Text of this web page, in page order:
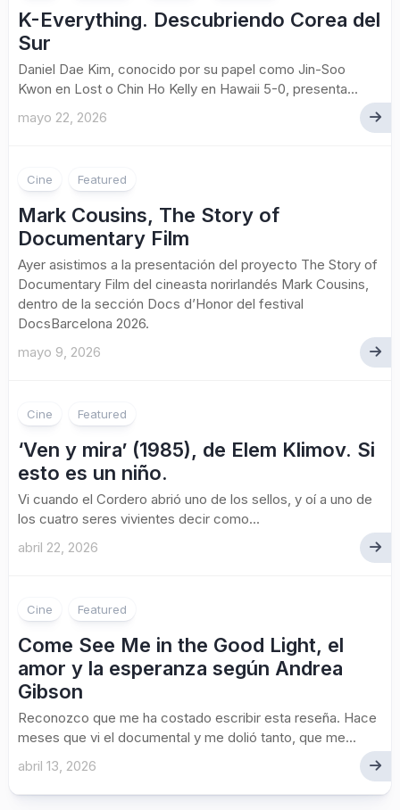
K-Everything. Descubriendo Corea del
Sur
Daniel Dae Kim, conocido por su papel como Jin-Soo
Kwon en Lost o Chin Ho Kelly en Hawaii 5-0, presenta...
mayo 22, 2026
Cine Featured
Mark Cousins, The Story of
Documentary Film
Ayer asistimos a la presentación del proyecto The Story of
Documentary Film del cineasta norirlandés Mark Cousins,
dentro de la sección Docs d’Honor del festival
DocsBarcelona 2026.
mayo 9, 2026
Cine Featured
‘Ven y mira’ (1985), de Elem Klimov. Si
esto es un niño.
Vi cuando el Cordero abrió uno de los sellos, y oí a uno de
los cuatro seres vivientes decir como...
abril 22, 2026
Cine Featured
Come See Me in the Good Light, el
amor y la esperanza según Andrea
Gibson
Reconozco que me ha costado escribir esta reseña. Hace
meses que vi el documental y me dolió tanto, que me...
abril 13, 2026